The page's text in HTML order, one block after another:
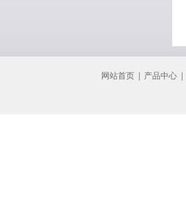
网站首页 产品中心